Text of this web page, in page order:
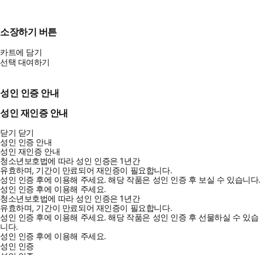
소장하기 버튼
카트에 담기
선택 대여하기
성인 인증 안내
성인 재인증 안내
닫기 닫기
성인 인증 안내
성인 재인증 안내
청소년보호법에 따라 성인 인증은 1년간
유효하며, 기간이 만료되어 재인증이 필요합니다.
성인 인증 후에 이용해 주세요.해당 작품은 성인 인증 후 보실 수 있습니다.
성인 인증 후에 이용해 주세요.
청소년보호법에 따라 성인 인증은 1년간
유효하며, 기간이 만료되어 재인증이 필요합니다.
성인 인증 후에 이용해 주세요.해당 작품은 성인 인증 후 선물하실 수 있습
니다.
성인 인증 후에 이용해 주세요.
성인 인증